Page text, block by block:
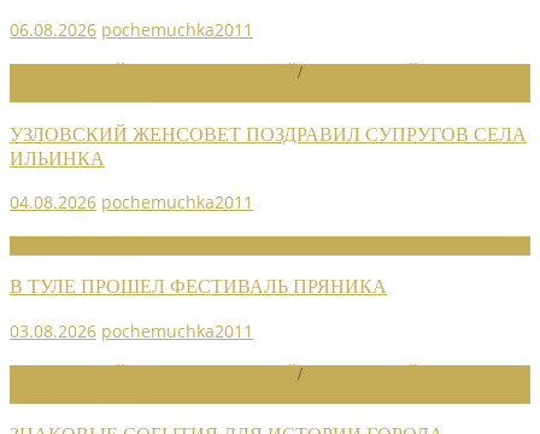
06.08.2026 pochemuchka2011
/
УЗЛОВСКИЙ ЖЕНСОВЕТ ПОЗДРАВИЛ СУПРУГОВ СЕЛА
ИЛЬИНКА
04.08.2026 pochemuchka2011
В ТУЛЕ ПРОШЕЛ ФЕСТИВАЛЬ ПРЯНИКА
03.08.2026 pochemuchka2011
/